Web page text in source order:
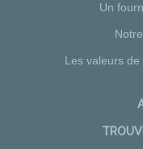
Un
Les valeurs